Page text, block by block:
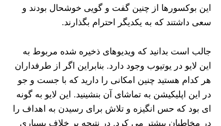
این بوکسورها از چنین گفت و گویی خوشحال بودند و
سعی داشتند که به یکدیگر احترام بگذارند.
جالب است بدانید که ویدیوهای ذخیره شده مربوط به
این لایو در یوتیوب وجود دارد. بنابراین اگر از طرفداران
هر کدام هستید چنین امکانی را دارید که با جست و جو
در این اپلیکیشن به تماشای آن بنشینید. این لایو به گونه
ای بود که حس انگیزه و تلاش برای رسیدن به اهداف را
در مخاطبان بیشتر می کرد. در نتیجه بر خلاف بسیاری